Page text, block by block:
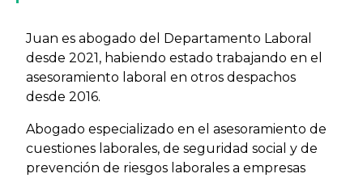
Juan es abogado del Departamento Laboral
desde 2021, habiendo estado trabajando en el
asesoramiento laboral en otros despachos
desde 2016.
Abogado especializado en el asesoramiento de
cuestiones laborales, de seguridad social y de
prevención de riesgos laborales a empresas